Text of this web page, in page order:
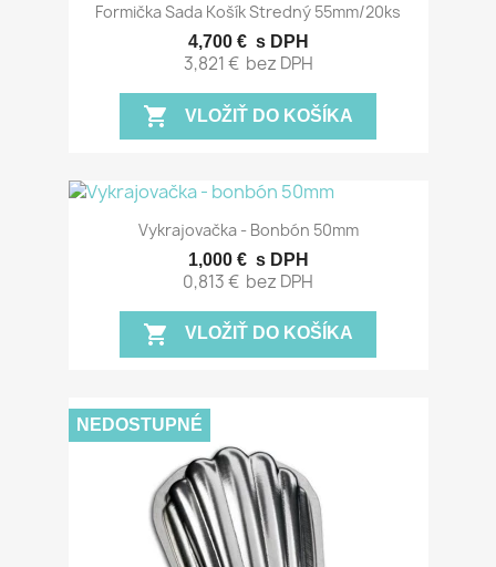
Formička Sada Košík Stredný 55mm/20ks
4,700 € s DPH
3,821 € bez DPH
shopping_cart VLOŽIŤ DO KOŠÍKA
Vykrajovačka - Bonbón 50mm
1,000 € s DPH
0,813 € bez DPH
shopping_cart VLOŽIŤ DO KOŠÍKA
NEDOSTUPNÉ